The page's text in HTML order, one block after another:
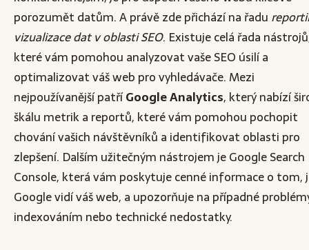
porozumět datům. A právě zde přichází na řadu
vizualizace dat v oblasti SEO. Existuje celá řada
které vám pomohou analyzovat vaše SEO úsilí a
optimalizovat váš web pro vyhledávače. Mezi
nejpoužívanější patříGoogle Analytics, který nabízí
škálu metrik a reportů, které vám pomohou pochopit
chování vašich návštěvníků a identifikovat oblasti pro
zlepšení. Dalším užitečným nástrojem je Google Search
Console, která vám poskytuje cenné informace o tom,
Google vidí váš web, a upozorňuje na případné
indexováním nebo technické nedostatky.